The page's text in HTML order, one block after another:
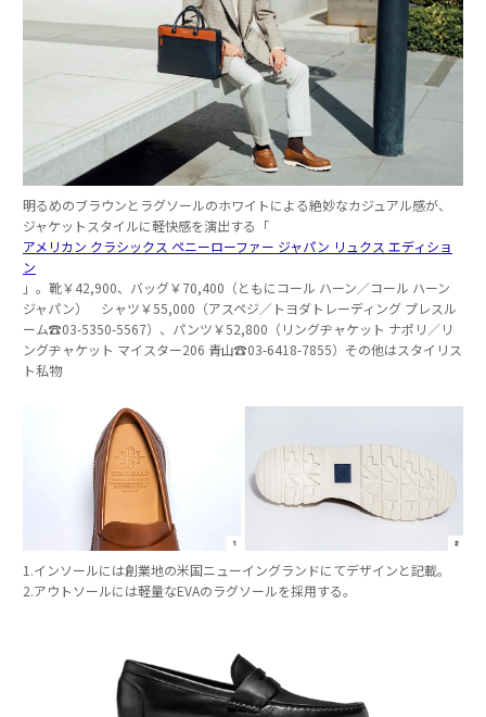
明るめのブラウンとラグソールのホワイトによる絶妙なカジュアル感が、
ジャケットスタイルに軽快感を演出する「
アメリカン クラシックス ペニーローファー ジャパン リュクス エディショ
ン
」。靴￥42,900、バッグ￥70,400（ともにコール ハーン／コール ハーン
ジャパン） シャツ￥55,000（アスペジ／トヨダトレーディング プレスル
ーム☎︎03-5350-5567）、パンツ￥52,800（リングヂャケット ナポリ／リ
ングヂャケット マイスター206 青山☎︎03-6418-7855）その他はスタイリス
ト私物
1.インソールには創業地の米国ニューイングランドにてデザインと記載。
2.アウトソールには軽量なEVAのラグソールを採用する。